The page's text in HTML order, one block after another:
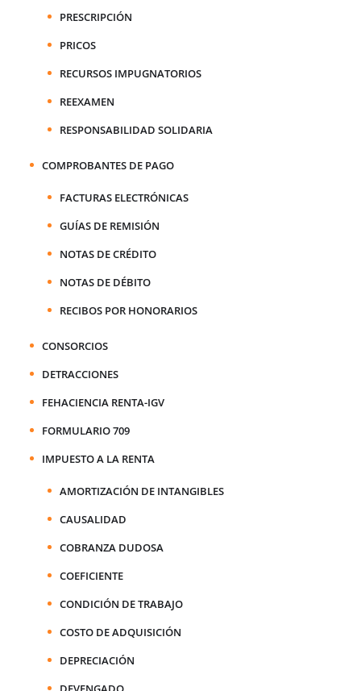
PRESCRIPCIÓN
PRICOS
RECURSOS IMPUGNATORIOS
REEXAMEN
RESPONSABILIDAD SOLIDARIA
COMPROBANTES DE PAGO
FACTURAS ELECTRÓNICAS
GUÍAS DE REMISIÓN
NOTAS DE CRÉDITO
NOTAS DE DÉBITO
RECIBOS POR HONORARIOS
CONSORCIOS
DETRACCIONES
FEHACIENCIA RENTA-IGV
FORMULARIO 709
IMPUESTO A LA RENTA
AMORTIZACIÓN DE INTANGIBLES
CAUSALIDAD
COBRANZA DUDOSA
COEFICIENTE
CONDICIÓN DE TRABAJO
COSTO DE ADQUISICIÓN
DEPRECIACIÓN